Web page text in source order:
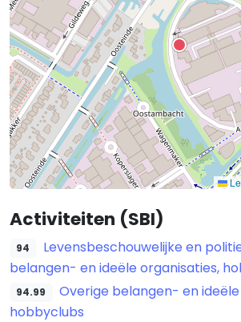
Activiteiten (SBI)
94
Levensbeschouwelijke en
belangen- en ideële organisaties,
94.99
Overige belangen- en
hobbyclubs